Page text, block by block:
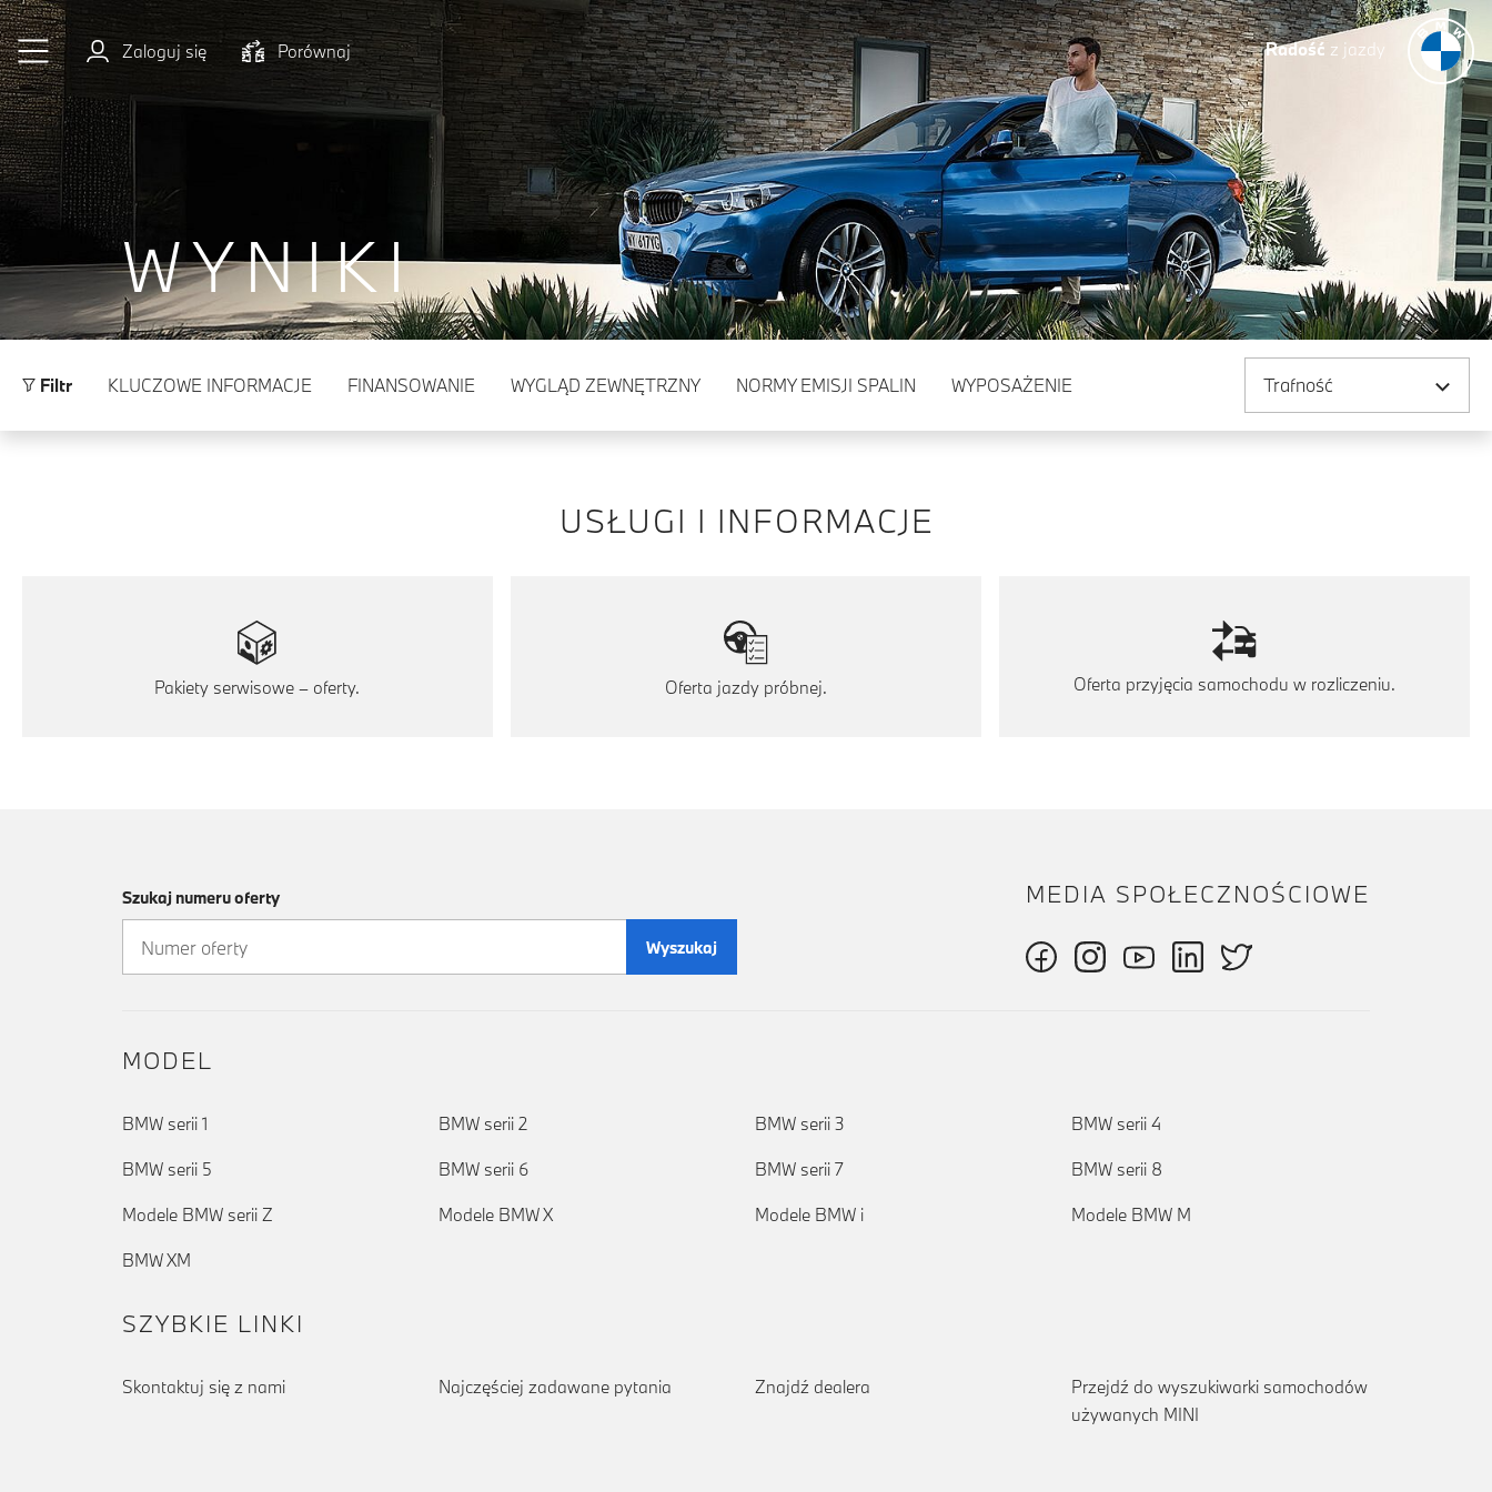
Przejdź do głównej treści
Zaloguj się
Porównaj Radość z jazdy
WYNIKI
Filtr KLUCZOWE INFORMACJE FINANSOWANIE WYGLĄD ZEWNĘTRZNY NORMY EMISJI SPALIN WYPOSAŻENIE
USŁUGI I INFORMACJE
Pakiety serwisowe – oferty. Oferta jazdy próbnej. Oferta przyjęcia samochodu w rozliczeniu.
Szukaj numeru oferty
Wyszukaj
MEDIA SPOŁECZNOŚCIOWE
MODEL
BMW serii 1 BMW serii 2 BMW serii 3 BMW serii 4
BMW serii 5 BMW serii 6 BMW serii 7 BMW serii 8
Modele BMW serii Z Modele BMW X Modele BMW i Modele BMW M
BMW XM
SZYBKIE LINKI
Skontaktuj się z nami Najczęściej zadawane pytania Znajdź dealera
Przejdź do wyszukiwarki samochodów
używanych MINI